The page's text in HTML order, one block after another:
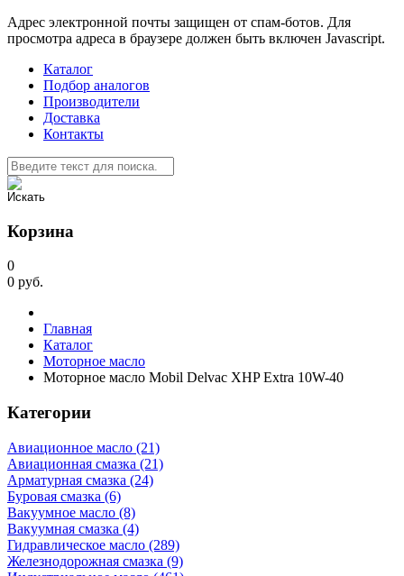
Адрес электронной почты защищен от спам-ботов. Для
просмотра адреса в браузере должен быть включен Javascript.
Каталог
Подбор аналогов
Производители
Доставка
Контакты
Корзина
0
0 руб.
Главная
Каталог
Моторное масло
Моторное масло Mobil Delvac XHP Extra 10W-40
Категории
Авиационное масло (21)
Авиационная смазка (21)
Арматурная смазка (24)
Буровая смазка (6)
Вакуумное масло (8)
Вакуумная смазка (4)
Гидравлическое масло (289)
Железнодорожная смазка (9)